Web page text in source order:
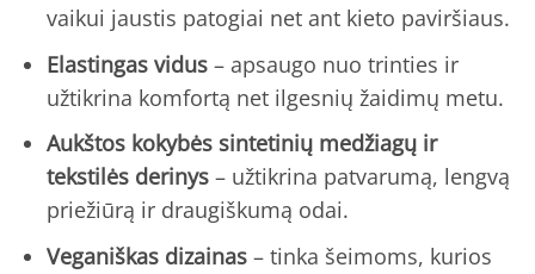
vaikui jaustis patogiai net ant kieto paviršiaus.
Elastingas vidus– apsaugo nuo trinties ir
užtikrina komfortą net ilgesnių žaidimų metu.
Aukštos kokybės sintetinių medžiagų ir
tekstilės derinys– užtikrina patvarumą, lengvą
priežiūrą ir draugiškumą odai.
Veganiškas dizainas– tinka šeimoms, kurios